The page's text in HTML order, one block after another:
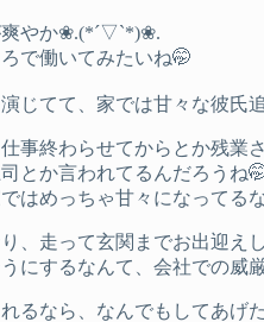
爽やか❀.(*´▽`*)❀.
で働いてみたいね🤭
じてて、家では甘々な彼氏
事終わらせてからとか残業
とか言われてるんだろうね
はめっちゃ甘々になってる
、走って玄関までお出迎え
にするなんて、会社での威
るなら、なんでもしてあげ